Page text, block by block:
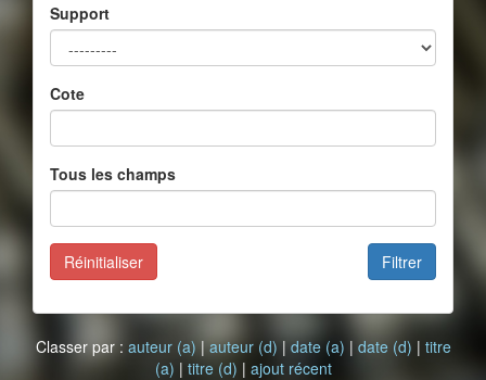
Support
Cote
Tous les champs
Filtrer
Réinitialiser
Classer par : auteur (a) |auteur (d) | date (a) | date (d) | titre
(a) | titre (d) | ajout récent